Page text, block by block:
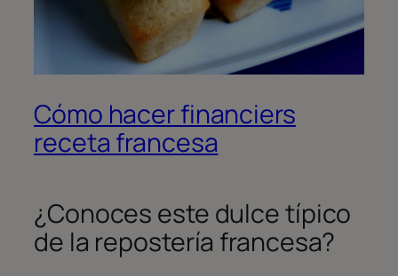
Cómo hacer financiers
receta francesa
¿Conoces este dulce típico
de la repostería francesa?